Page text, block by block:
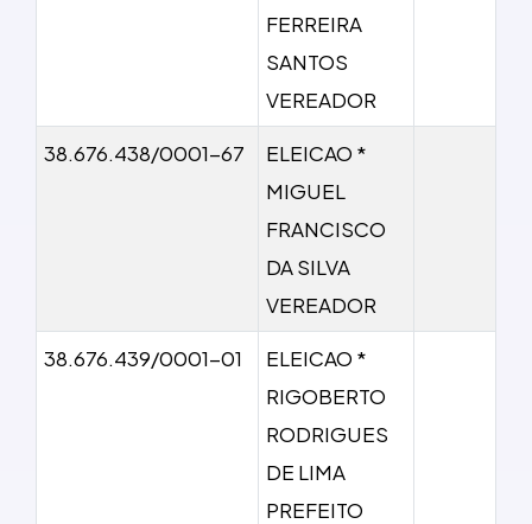
FERREIRA
SANTOS
VEREADOR
38.676.438/0001-67
ELEICAO *
MIGUEL
FRANCISCO
DA SILVA
VEREADOR
38.676.439/0001-01
ELEICAO *
RIGOBERTO
RODRIGUES
DE LIMA
PREFEITO